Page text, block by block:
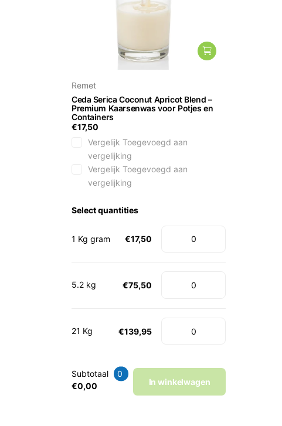
Remet
Ceda Serica Coconut Apricot Blend –
Premium Kaarsenwas voor Potjes en
Containers
€17,50
Vergelijk Toegevoegd aan
vergelijking
Vergelijk Toegevoegd aan
vergelijking
Select quantities
1 Kg gram €17,50
5.2 kg €75,50
21 Kg €139,95
Subtotaal
0
€0,00
In winkelwagen